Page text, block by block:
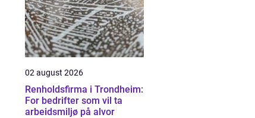
02 august 2026
Renholdsfirma i Trondheim:
For bedrifter som vil ta
arbeidsmiljø på alvor